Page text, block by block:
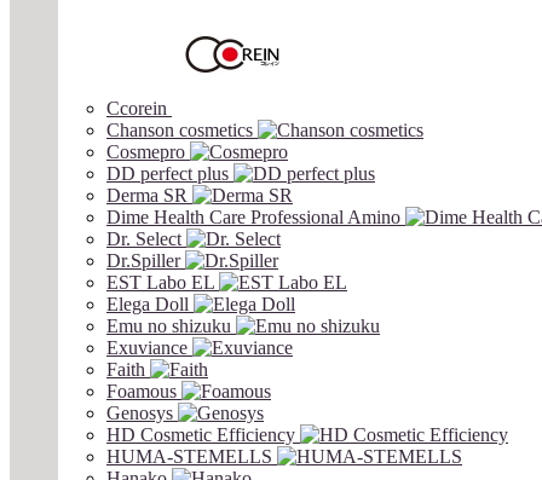
Ccorein
Chanson cosmetics
Cosmepro
DD perfect plus
Derma SR
Dime Health Care Professional Amino
Dr. Select
Dr.Spiller
EST Labo EL
Elega Doll
Emu no shizuku
Exuviance
Faith
Foamous
Genosys
HD Cosmetic Efficiency
HUMA-STEMELLS